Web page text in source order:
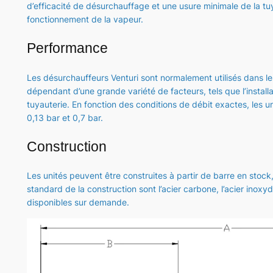
d’efficacité de désurchauffage et une usure minimale de la
fonctionnement de la vapeur.
Performance
Les désurchauffeurs Venturi sont normalement utilisés dans
dépendant d’une grande variété de facteurs, tels que
tuyauterie. En fonction des conditions de débit exactes, les
0,13 bar et 0,7 bar.
Construction
Les unités peuvent être construites à partir de barre en
standard de la construction sont l’acier carbone, l’acier
disponibles sur demande.